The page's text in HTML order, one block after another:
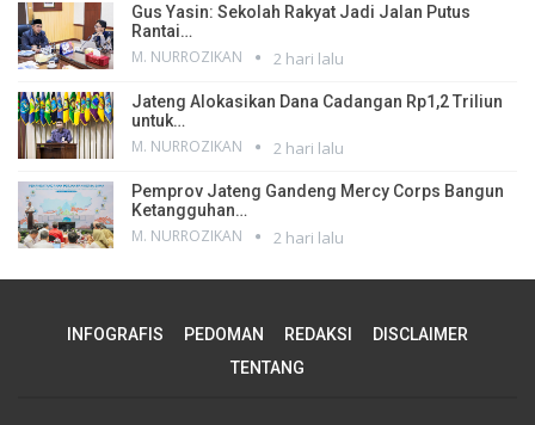
Gus Yasin: Sekolah Rakyat Jadi Jalan Putus
Rantai…
M. NURROZIKAN 2 hari lalu
Jateng Alokasikan Dana Cadangan Rp1,2 Triliun
untuk…
M. NURROZIKAN 2 hari lalu
Pemprov Jateng Gandeng Mercy Corps Bangun
Ketangguhan…
M. NURROZIKAN 2 hari lalu
INFOGRAFIS PEDOMAN REDAKSI
DISCLAIMER
TENTANG